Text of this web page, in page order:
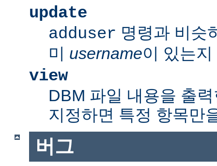
update
adduser 명령과 비슷
미 username이 있는
view
DBM 파일 내용을 출
지정하면 특정 항목만
버그